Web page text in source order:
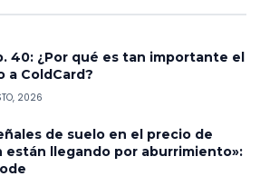
40: ¿Por qué es tan importante el
a ColdCard?
2026
de suelo en el precio de
están llegando por aburrimiento»: